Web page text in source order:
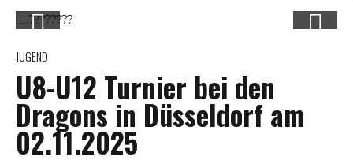
JUGEND
U8-U12 Turnier bei den
Dragons in Düsseldorf am
02.11.2025